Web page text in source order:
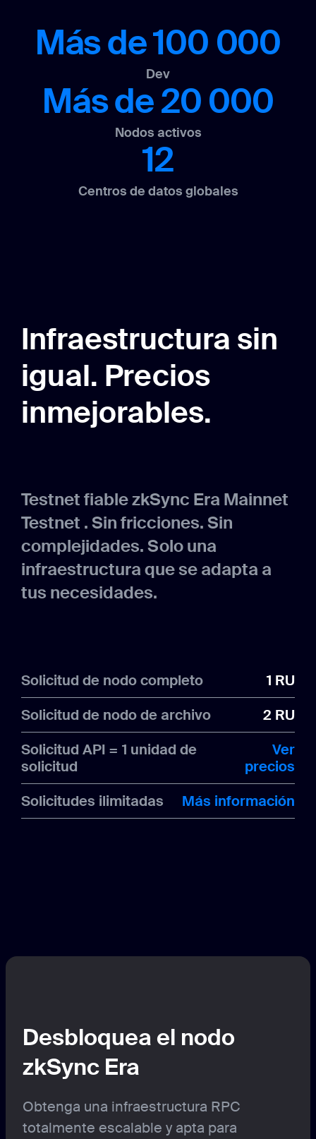
Más de 100 000
Dev
Más de 20 000
Nodos activos
12
Centros de datos globales
Infraestructura sin
igual. Precios
inmejorables.
Testnet fiable zkSync Era Mainnet
Testnet . Sin fricciones. Sin
complejidades. Solo una
infraestructura que se adapta a
tus necesidades.
Solicitud de nodo completo
1 RU
Solicitud de nodo de archivo
2 RU
Solicitud API = 1 unidad de
solicitud
Ver
precios
Solicitudes ilimitadas
Más información
Desbloquea el nodo
zkSync Era
Obtenga una infraestructura RPC
totalmente escalable y apta para